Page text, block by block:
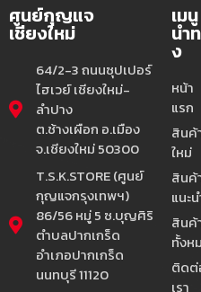
ศูนย์กุญแจ
เชียงใหม่
64/2-3 ถนนซุปเปอร์
ไฮเวย์ เชียงใหม่-
ลำปาง
ต.ช้างเผือก อ.เมือง
จ.เชียงใหม่ 50300
T.S.K.STORE (ศูนย์
กุญแจกรุงเทพฯ)
86/56 หมู่ 5 ซ.บุญศิริ
ตำบลปากเกร็ด
อำเภอปากเกร็ด
นนทบุรี 11120
เมนู
นำ
ง
หน้า
แรก
สินค้
ใหม่
สินค้
แนะ
สินค้
ทั้งห
ติดต่
เรา